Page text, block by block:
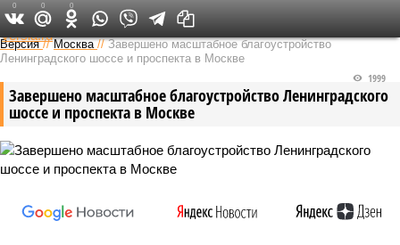
Федеральный выпуск
Версия //Москва //Завершено масштабное благоустройство
Ленинградского шоссе и проспекта в Москве
Завершено масштабное благоустройство Ленинградского
шоссе и проспекта в Москве
1999
0 0 0